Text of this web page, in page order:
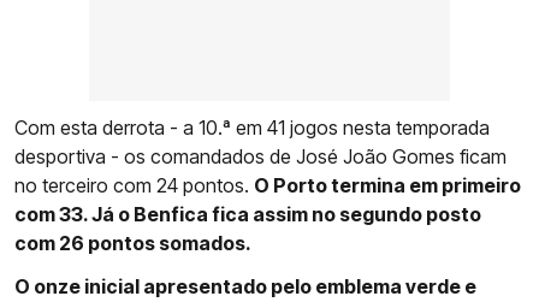
Com esta derrota - a 10.ª em 41 jogos nesta temporada
desportiva - os comandados de José João Gomes ficam
no terceiro com 24 pontos. O Porto termina em primeiro
com 33. Já o Benfica fica assim no segundo posto
com 26 pontos somados.
O onze inicial apresentado pelo emblema verde e